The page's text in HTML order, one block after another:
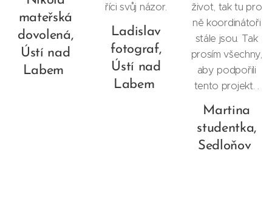
mateřská
dovolená,
Ústí nad
Labem
říci svůj názor.
Ladislav
fotograf,
Ústí nad
Labem
život, tak tu pro
ně koordinátoři
stále jsou. Tak
prosím všechny,
aby podpořili
tento projekt. .
Martina
studentka,
Sedloňov